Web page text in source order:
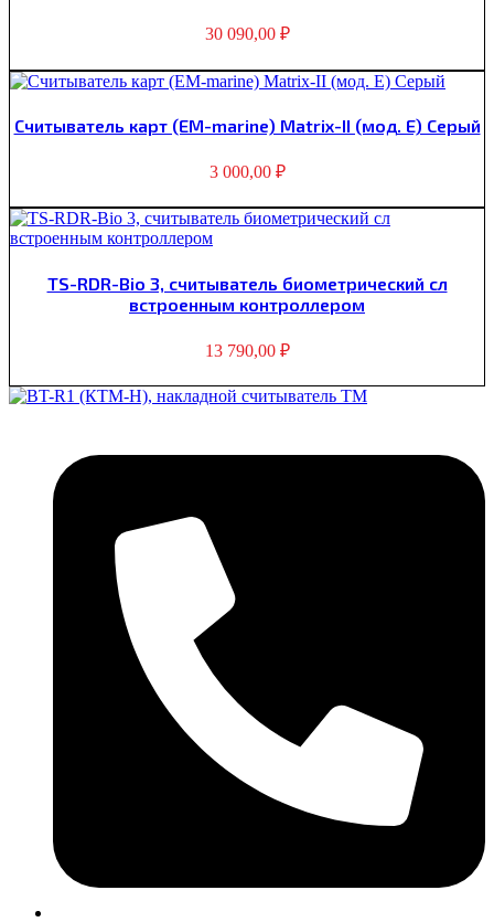
30 090,00 ₽
Считыватель карт (EM-marine) Matrix-II (мод. E) Серый
3 000,00 ₽
TS-RDR-Bio 3, считыватель биометрический сл
встроенным контроллером
13 790,00 ₽